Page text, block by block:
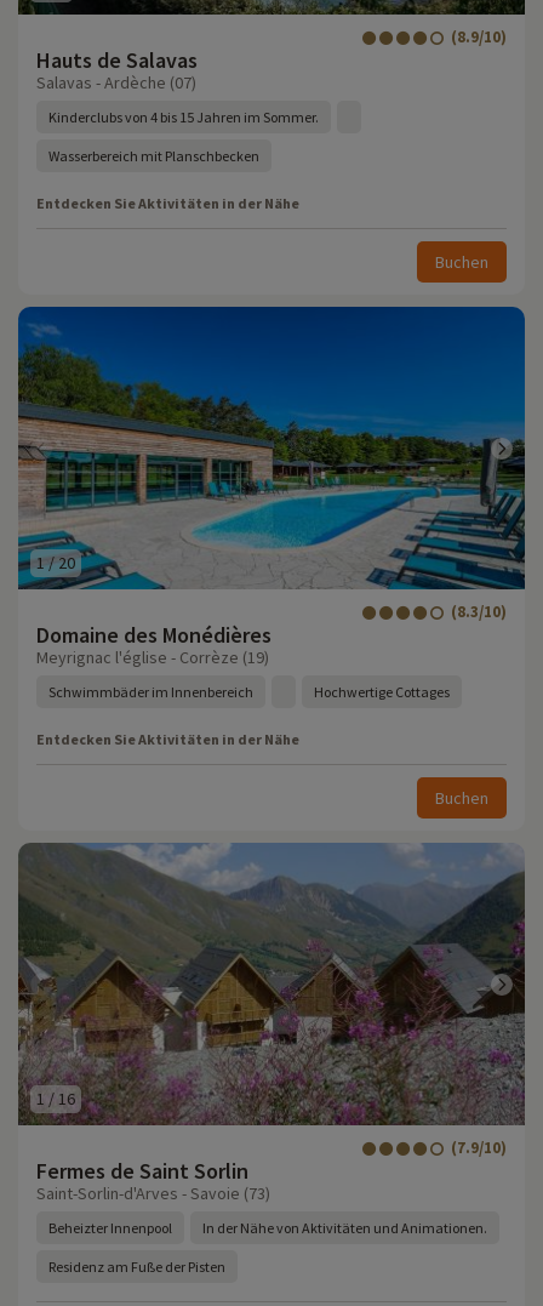
Hauts de Salavas
(8.9/10)
Salavas - Ardèche (07)
Kinderclubs von 4 bis 15 Jahren im Sommer.
Wasserbereich mit Planschbecken
Entdecken Sie Aktivitäten in der Nähe
Buchen
1/20
Domaine des Monédières
(8.3/10)
Meyrignac l'église - Corrèze (19)
Schwimmbäder im Innenbereich Hochwertige Cottages
Entdecken Sie Aktivitäten in der Nähe
Buchen
1 /16
Fermes de Saint Sorlin
(7.9/10)
Saint-Sorlin-d'Arves - Savoie (73)
Beheizter Innenpool In der Nähe von Aktivitäten und Animationen.
Residenz am Fuße der Pisten